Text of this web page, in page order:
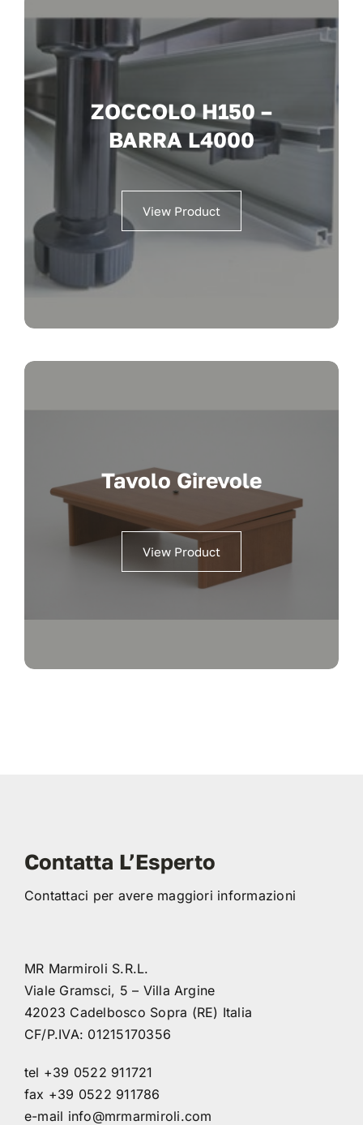
ZOCCOLO H150 –
BARRA L4000
View Product
Tavolo Girevole
View Product
Contatta L’Esperto
Contattaci per avere maggiori informazioni
MR Marmiroli S.R.L.
Viale Gramsci, 5 – Villa Argine
42023 Cadelbosco Sopra (RE) Italia
CF/P.IVA: 01215170356
tel +39 0522 911721
fax +39 0522 911786
e-mail info@mrmarmiroli.com